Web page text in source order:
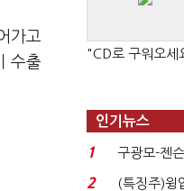
가고
수출
"CD로 구워오세
인기뉴스
1
구광모-젠
로봇·AI 등
2
(특징주)윙